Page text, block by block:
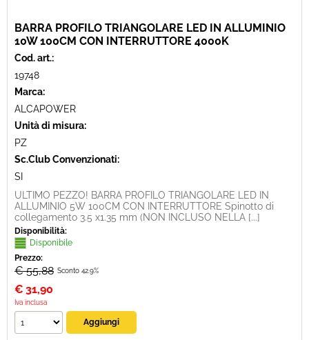
BARRA PROFILO TRIANGOLARE LED IN ALLUMINIO
10W 100CM CON INTERRUTTORE 4000K
Cod. art.:
19748
Marca:
ALCAPOWER
Unità di misura:
PZ
Sc.Club Convenzionati:
SI
ULTIMO PEZZO! BARRA PROFILO TRIANGOLARE LED IN
ALLUMINIO 5W 100CM CON INTERRUTTORE Spinotto di
collegamento 3.5 x1.35 mm (NON INCLUSO NELLA [...]
Disponibilità:
Disponibile
Prezzo:
€ 55,88 Sconto 42.9%
€ 31,90
Iva inclusa